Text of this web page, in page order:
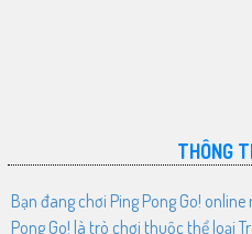
THÔNG
Bạn đang chơi Ping Pong Go!
Pong Go! là trò chơi thuộc thể loại